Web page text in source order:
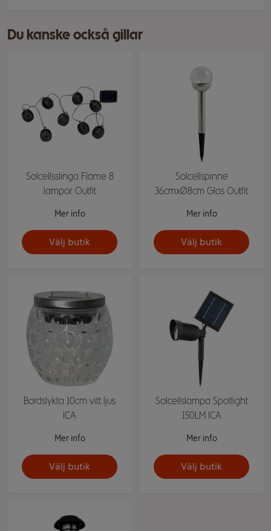
Du kanske också gillar
Solcellsslinga Flame 8
lampor Outfit
Mer info
Välj butik
Solcellspinne
36cmxØ8cm Glas Outfit
Mer info
Välj butik
Bordslykta 10cm vitt ljus
ICA
Mer info
Välj butik
Solcellslampa Spotlight
150LM ICA
Mer info
Välj butik